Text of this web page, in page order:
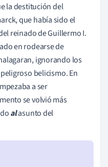
la destitución del
que había sido el
reinado de Guillermo I.
en rodearse de
ignorando los
belicismo. En
a ser
se volvió más
alasunto del